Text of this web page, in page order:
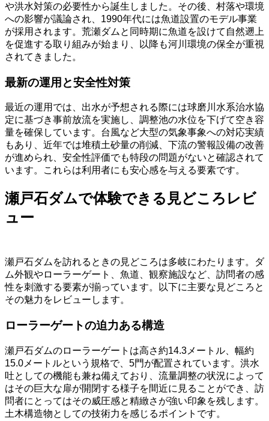
や洪水対策の必要性から誕生しました。その後、村落や環境
への影響が議論され、1990年代には魚道設置のモデル事業
が採用されます。荒瀬ダムと同時期に魚道を設けて自然遡上
を促進する取り組みが始まり、以降も河川環境の保全が重視
されてきました。
最新の運用と安全性対策
最近の運用では、出水が予想される際には球磨川水系治水協
定に基づき事前放流を実施し、調整池の水位を下げて空き容
量を確保しています。台風など大型の気象事象への対応実績
もあり、近年では堆積土砂量の削減、下流の警報設備の改善
が進められ、安全性評価でも特段の問題がないと確認されて
います。これらは利用者にも安心感を与える要素です。
瀬戸石ダムで体験できる見どころレビ
ュー
瀬戸石ダムを訪れるときの見どころは多岐にわたります。ダ
ム外観やローラーゲート、魚道、観察施設など、訪問者の感
性を刺激する要素が揃っています。以下に主要な見どころと
その魅力をレビューします。
ローラーゲートの迫力ある構造
瀬戸石ダムのローラーゲートは高さ約14.3メートル、幅約
15.0メートルという規格で、5門が配置されています。洪水
吐としての機能も兼ね備えており、流量調整の状況によって
はその巨大な扉が開閉する様子を間近に見ることができ、訪
問者にとってはその威圧感と精緻さが強い印象を残します。
土木構造物としての技術力を感じるポイントです。